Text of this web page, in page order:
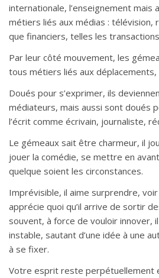
internationale, l’enseignement mais
métiers liés aux médias : télévision,
que financiers, telles les
Par leur côté mouvement, les
tous métiers liés aux déplacements,
Doués pour s’exprimer, ils
médiateurs, mais aussi sont doués
l’écrit comme écrivain, journaliste,
Le gémeaux sait être charmeur, il
jouer la comédie, se mettre en
quelque soient les circonstances.
Imprévisible, il aime surprendre,
apprécie quoi qu’il arrive de sortir
souvent, à force de vouloir innover,
instable, sautant d’une idée à une
à se fixer.
Votre esprit reste perpétuellement